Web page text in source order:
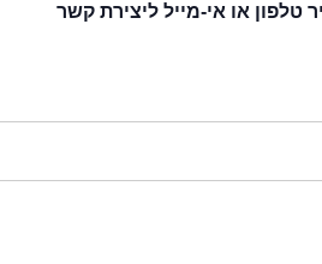
טלפון או אי-מייל ליצירת קשר